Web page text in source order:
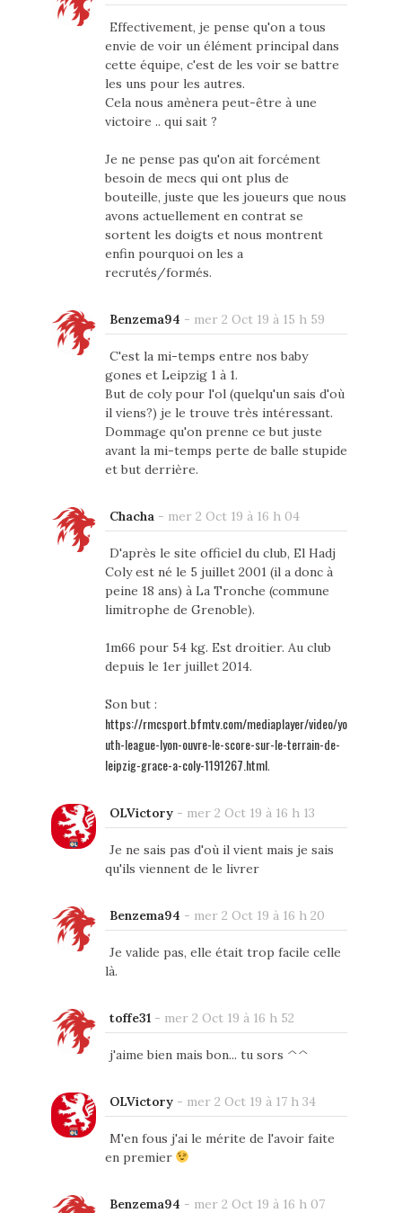
Effectivement, je pense qu'on a tous
envie de voir un élément principal dans
cette équipe, c'est de les voir se battre
les uns pour les autres.
Cela nous amènera peut-être à une
victoire .. qui sait ?
Je ne pense pas qu'on ait forcément
besoin de mecs qui ont plus de
bouteille, juste que les joueurs que nous
avons actuellement en contrat se
sortent les doigts et nous montrent
enfin pourquoi on les a
recrutés/formés.
Benzema94 - mer 2 Oct 19 à 15 h 59
C'est la mi-temps entre nos baby
gones et Leipzig 1 à 1.
But de coly pour l'ol (quelqu'un sais d'où
il viens?) je le trouve très intéressant.
Dommage qu'on prenne ce but juste
avant la mi-temps perte de balle stupide
et but derrière.
Chacha - mer 2 Oct 19 à 16 h 04
D'après le site officiel du club, El Hadj
Coly est né le 5 juillet 2001 (il a donc à
peine 18 ans) à La Tronche (commune
limitrophe de Grenoble).
1m66 pour 54 kg. Est droitier. Au club
depuis le 1er juillet 2014.
Son but :
https://rmcsport.bfmtv.com/mediaplayer/video/yo
uth-league-lyon-ouvre-le-score-sur-le-terrain-de-
leipzig-grace-a-coly-1191267.html.
OLVictory- mer 2 Oct 19 à 16 h 13
Je ne sais pas d'où il vient mais je sais
qu'ils viennent de le livrer
Benzema94 - mer 2 Oct 19 à 16 h 20
Je valide pas, elle était trop facile celle
là.
toffe31 - mer 2 Oct 19 à 16 h 52
j'aime bien mais bon... tu sors ^^
OLVictory- mer 2 Oct 19 à 17 h 34
M'en fous j'ai le mérite de l'avoir faite
en premier
Benzema94 - mer 2 Oct 19 à 16 h 07